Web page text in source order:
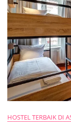
HOSTEL TERBAIK DI